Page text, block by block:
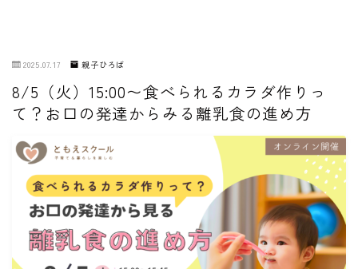
2025.07.17 親子ひろば
8/5（火）15:00〜食べられるカラダ作りっ
て？お口の発達からみる離乳食の進め方